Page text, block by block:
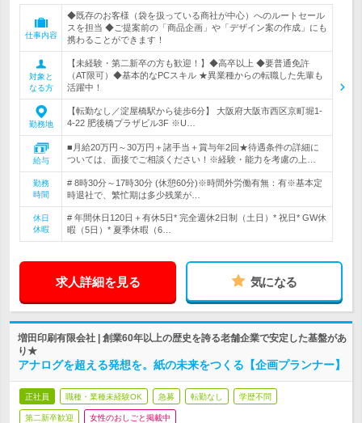
仕事内容
◆既存のお客様（袋を扱っている商社が中心）へのルートセール
スを担当 ◆ご提案前の「商品企画」や「デザイン案の作成」にも
携わることができます！
対象と
なる方
【未経験・第二新卒の方も歓迎！】◆高卒以上 ◆要普通免許
（AT限可）◆基本的なPCスキル ★異業種からの転職した先輩も
活躍中！
勤務地
【転勤なし／淀屋橋駅から徒歩6分】 大阪府大阪市西区京町堀1-
4-22 肥後橋プラザビル3F ※U…
給与
■月給20万円～30万円＋諸手当＋賞与年2回★待遇条件の詳細に
ついては、面接でご相談ください！※経験・能力を考慮の上…
勤務
時間
# 8時30分～17時30分 (休憩60分)※時間外労働有無：有※基本定
時退社で、繁忙期は多少残業が…
休日
休暇
# 年間休日120日＋有休5日* 完全週休2日制（土日）* 祝日* GW休
暇（5日）* 夏季休暇（6…
求人詳細を見る 気になる
増田印刷有限会社 | 創業60年以上の歴史を誇る老舗企業で安定した基盤があ
り★
アナログを超える発想を。紙の未来をつくる【企画プランナー】
正社員 職種・業種未経験OK 急募 転勤なし 学歴不問
第二新卒歓迎 女性のおしごと掲載中